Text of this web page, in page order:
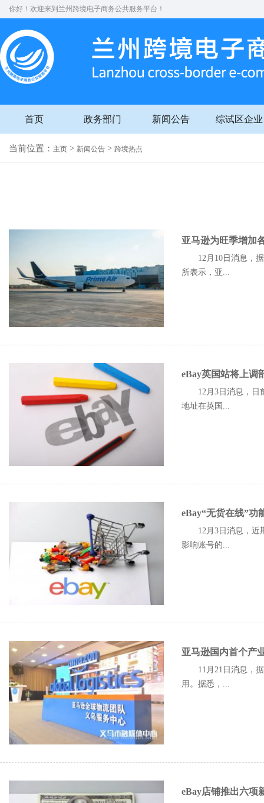
你好！欢迎来到兰州跨境电子商务公共服务平台！
首页 政务部门 新闻公告 综试区企业
当前位置： 主页 > 新闻公告 > 跨境热点
亚马逊为旺季增加
12月10日消息，
所表示，亚...
eBay英国站将上调
12月3日消息，日
地址在英国...
eBay“无货在线”功
12月3日消息，近
影响账号的...
亚马逊国内首个产
11月21日消息，
用。据悉，...
eBay店铺推出六项